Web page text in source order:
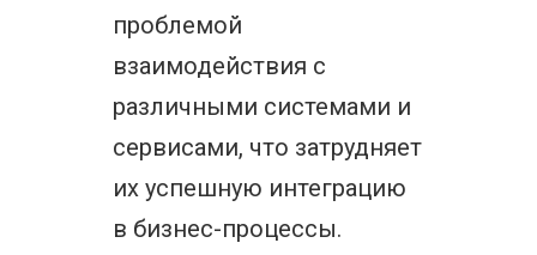
проблемой
взаимодействия с
различными системами и
сервисами, что затрудняет
их успешную интеграцию
в бизнес-процессы.